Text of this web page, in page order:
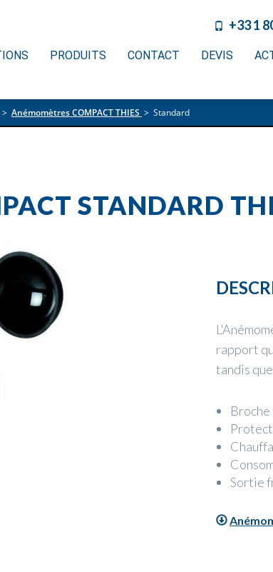
+33 1
PRODUITS CONTACT DEVIS
> Anémomètres COMPACT THIES > Standard
STANDARD
rapport
tandis
Sortie